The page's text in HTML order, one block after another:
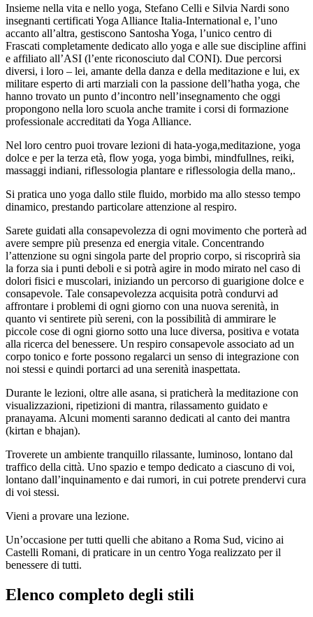
Insieme nella vita e nello yoga, Stefano Celli e Silvia Nardi sono
insegnanti certificati Yoga Alliance Italia-International e, l’uno
accanto all’altra, gestiscono Santosha Yoga, l’unico centro di
Frascati completamente dedicato allo yoga e alle sue discipline affini
e affiliato all’ASI (l’ente riconosciuto dal CONI). Due percorsi
diversi, i loro – lei, amante della danza e della meditazione e lui, ex
militare esperto di arti marziali con la passione dell’hatha yoga, che
hanno trovato un punto d’incontro nell’insegnamento che oggi
propongono nella loro scuola anche tramite i corsi di formazione
professionale accreditati da Yoga Alliance.
Nel loro centro puoi trovare lezioni di hata-yoga,meditazione, yoga
dolce e per la terza età, flow yoga, yoga bimbi, mindfullnes, reiki,
massaggi indiani, riflessologia plantare e riflessologia della mano,.
Si pratica uno yoga dallo stile fluido, morbido ma allo stesso tempo
dinamico, prestando particolare attenzione al respiro.
Sarete guidati alla consapevolezza di ogni movimento che porterà ad
avere sempre più presenza ed energia vitale. Concentrando
l’attenzione su ogni singola parte del proprio corpo, si riscoprirà sia
la forza sia i punti deboli e si potrà agire in modo mirato nel caso di
dolori fisici e muscolari, iniziando un percorso di guarigione dolce e
consapevole. Tale consapevolezza acquisita potrà condurvi ad
affrontare i problemi di ogni giorno con una nuova serenità, in
quanto vi sentirete più sereni, con la possibilità di ammirare le
piccole cose di ogni giorno sotto una luce diversa, positiva e votata
alla ricerca del benessere. Un respiro consapevole associato ad un
corpo tonico e forte possono regalarci un senso di integrazione con
noi stessi e quindi portarci ad una serenità inaspettata.
Durante le lezioni, oltre alle asana, si praticherà la meditazione con
visualizzazioni, ripetizioni di mantra, rilassamento guidato e
pranayama. Alcuni momenti saranno dedicati al canto dei mantra
(kirtan e bhajan).
Troverete un ambiente tranquillo rilassante, luminoso, lontano dal
traffico della città. Uno spazio e tempo dedicato a ciascuno di voi,
lontano dall’inquinamento e dai rumori, in cui potrete prendervi cura
di voi stessi.
Vieni a provare una lezione.
Un’occasione per tutti quelli che abitano a Roma Sud, vicino ai
Castelli Romani, di praticare in un centro Yoga realizzato per il
benessere di tutti.
Elenco completo degli stili